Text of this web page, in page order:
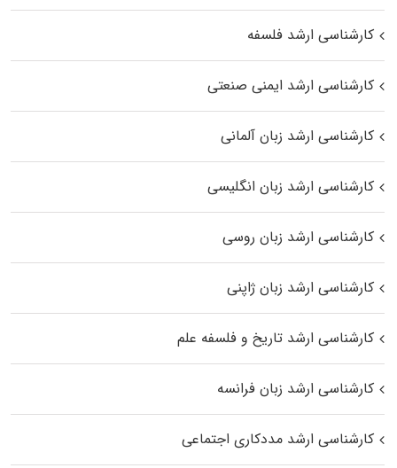
کارشناسی ارشد فلسفه
کارشناسی ارشد ایمنی صنعتی
کارشناسی ارشد زبان آلمانی
کارشناسی ارشد زبان انگلیسی
کارشناسی ارشد زبان روسی
کارشناسی ارشد زبان ژاپنی
کارشناسی ارشد تاریخ و فلسفه علم
کارشناسی ارشد زبان فرانسه
کارشناسی ارشد مددکاری اجتماعی